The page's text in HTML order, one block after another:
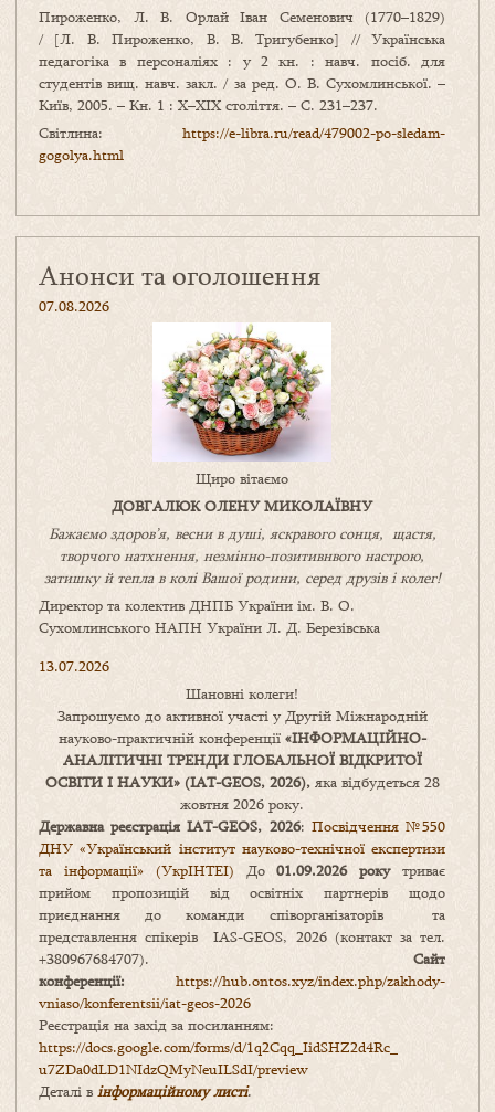
Пироженко, Л. В. Орлай Іван Семенович (1770–1829)
/ [Л. В. Пироженко, В. В. Тригубенко] // Українська
педагогіка в персоналіях : у 2 кн. : навч. посіб. для
студентів вищ. навч. закл. / за ред. О. В. Сухомлинської. –
Київ, 2005. – Кн. 1 : Х–ХІХ століття. – С. 231–237.
Світлина: https://e-libra.ru/read/479002-po-sledam-
gogolya.html
Анонси та оголошення
07.08.2026
Щиро вітаємо
ДОВГАЛЮК ОЛЕНУ МИКОЛАЇВНУ
Бажаємо здоров’я, весни в душі, яскравого сонця, щастя,
творчого натхнення, незмінно-позитивнвого настрою,
затишкуйтепла в коліВашоїродини, серед друзів і колег!
Директор та колектив ДНПБ України ім. В. О.
Сухомлинського НАПН України Л. Д. Березівська
13.07.2026
Шановні колеги!
Запрошуємо до активної участі у Другій Міжнародній
науково-практичній конференції «ІНФОРМАЦІЙНО-
АНАЛІТИЧНІ ТРЕНДИ ГЛОБАЛЬНОЇ ВІДКРИТОЇ
ОСВІТИ І НАУКИ» (IAT-GEOS, 2026),яка відбудеться 28
жовтня 2026 року.
Державна реєстрація IAT-GEOS, 2026: Посвідчення №550
ДНУ «Український інститут науково-технічної експертизи
та інформації» (УкрІНТЕІ) До01.09.2026 рокутриває
прийом пропозицій від освітніх партнерів щодо
приєднання до команди співорганізаторів та
представлення спікерів IAS-GEOS, 2026 (контакт за тел.
+380967684707). Сайт
конференції: https://hub.ontos.xyz/index.php/zakhody-
vniaso/konferentsii/iat-geos-2026
Реєстрація на захід за посиланням:
https://docs.google.com/forms/d/1q2Cqq_IidSHZ2d4Rc_
u7ZDa0dLD1NIdzQMyNeuILSdI/preview
Деталі в інформаційному листі.